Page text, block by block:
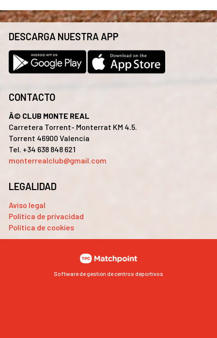
DESCARGA NUESTRA APP
CONTACTO
Â© CLUB MONTE REAL
Carretera Torrent- Monterrat KM 4.5.
Torrent 46900 Valencia
Tel. +34 638 848 621
monterrealclub@gmail.com
LEGALIDAD
Aviso legal
Política de privacidad
Política de cookies
Software de gestión de centros deportivos